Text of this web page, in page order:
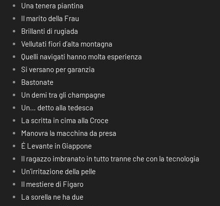
Una tenera piantina
Il marito della Frau
Brillanti di rugiada
Vellutati fiori d’alta montagna
Quelli navigati hanno molta esperienza
Si versano per garanzia
Bastonate
Un demi tra gli champagne
Un… detto alla tedesca
La scritta in cima alla Croce
Manovra la macchina da presa
É Levante in Giappone
Il ragazzo imbranato in tutto tranne che con la tecnologia
Un’irritazione della pelle
Il mestiere di Figaro
La sorella ne ha due